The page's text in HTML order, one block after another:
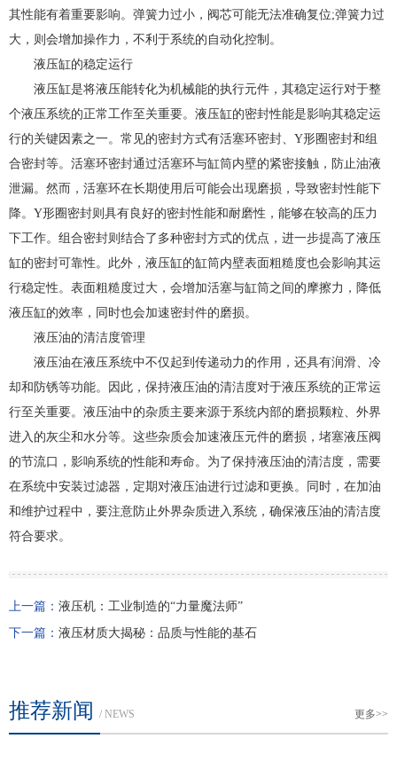
其性能有着重要影响。弹簧力过小，阀芯可能无法准确复位;弹簧力过
大，则会增加操作力，不利于系统的自动化控制。
液压缸的稳定运行
液压缸是将液压能转化为机械能的执行元件，其稳定运行对于整
个液压系统的正常工作至关重要。液压缸的密封性能是影响其稳定运
行的关键因素之一。常见的密封方式有活塞环密封、Y形圈密封和组
合密封等。活塞环密封通过活塞环与缸筒内壁的紧密接触，防止油液
泄漏。然而，活塞环在长期使用后可能会出现磨损，导致密封性能下
降。Y形圈密封则具有良好的密封性能和耐磨性，能够在较高的压力
下工作。组合密封则结合了多种密封方式的优点，进一步提高了液压
缸的密封可靠性。此外，液压缸的缸筒内壁表面粗糙度也会影响其运
行稳定性。表面粗糙度过大，会增加活塞与缸筒之间的摩擦力，降低
液压缸的效率，同时也会加速密封件的磨损。
液压油的清洁度管理
液压油在液压系统中不仅起到传递动力的作用，还具有润滑、冷
却和防锈等功能。因此，保持液压油的清洁度对于液压系统的正常运
行至关重要。液压油中的杂质主要来源于系统内部的磨损颗粒、外界
进入的灰尘和水分等。这些杂质会加速液压元件的磨损，堵塞液压阀
的节流口，影响系统的性能和寿命。为了保持液压油的清洁度，需要
在系统中安装过滤器，定期对液压油进行过滤和更换。同时，在加油
和维护过程中，要注意防止外界杂质进入系统，确保液压油的清洁度
符合要求。
上一篇： 液压机：工业制造的“力量魔法师”
下一篇： 液压材质大揭秘：品质与性能的基石
推荐新闻 / NEWS 更多>>